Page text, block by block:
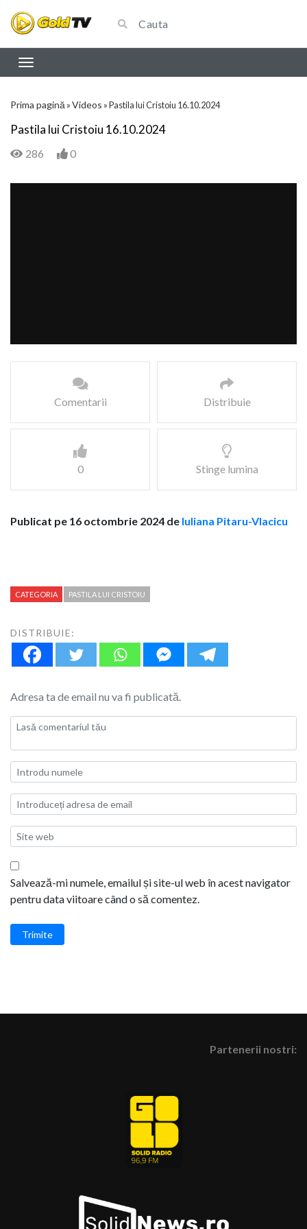
Prima pagină »Videos »Pastila lui Cristoiu 16.10.2024
Pastila lui Cristoiu 16.10.2024
286 0
Comentarii Distribuie
0 Stinge lumina
Publicat pe 16 octombrie 2024 de Iuliana Pitaru-Vlacicu
CATEGORIA PASTILA LUI CRISTOIU
DISTRIBUIE:
Adresa ta de email nu va fi publicată.
Salvează-mi numele, emailul și site-ul web în acest navigator
pentru data viitoare când o să comentez.
Trimite
Partenerii nostri: